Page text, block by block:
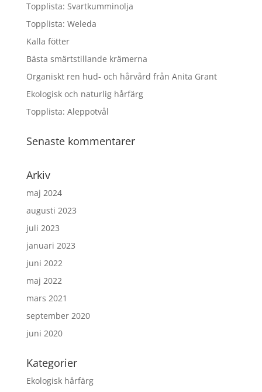
Topplista: Svartkumminolja
Topplista: Weleda
Kalla fötter
Bästa smärtstillande krämerna
Organiskt ren hud- och hårvård från Anita Grant
Ekologisk och naturlig hårfärg
Topplista: Aleppotvål
Senaste kommentarer
Arkiv
maj 2024
augusti 2023
juli 2023
januari 2023
juni 2022
maj 2022
mars 2021
september 2020
juni 2020
Kategorier
Ekologisk hårfärg